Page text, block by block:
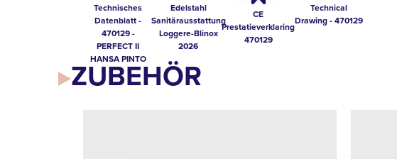
Technisches
Datenblatt -
470129 -
PERFECT II
HANSA PINTO
Edelstahl
Sanitärausstattung
Loggere-Blinox
2026
CE
Prestatieverklaring
470129
Technical
Drawing - 470129
ZUBEHÖR